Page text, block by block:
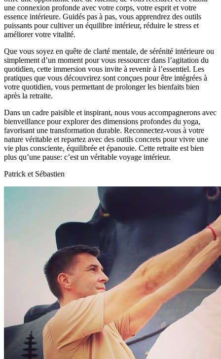
une connexion profonde avec votre corps, votre esprit et votre
essence intérieure. Guidés pas à pas, vous apprendrez des outils
puissants pour cultiver un équilibre intérieur, réduire le stress et
améliorer votre vitalité.
Que vous soyez en quête de clarté mentale, de sérénité intérieure ou
simplement d’un moment pour vous ressourcer dans l’agitation du
quotidien, cette immersion vous invite à revenir à l’essentiel. Les
pratiques que vous découvrirez sont conçues pour être intégrées à
votre quotidien, vous permettant de prolonger les bienfaits bien
après la retraite.
Dans un cadre paisible et inspirant, nous vous accompagnerons avec
bienveillance pour explorer des dimensions profondes du yoga,
favorisant une transformation durable. Reconnectez-vous à votre
nature véritable et repartez avec des outils concrets pour vivre une
vie plus consciente, équilibrée et épanouie. Cette retraite est bien
plus qu’une pause: c’est un véritable voyage intérieur.
Patrick et Sébastien